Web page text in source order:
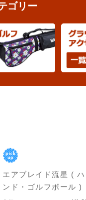
ゴリー
エアブレイド流星 (
ンド・ゴルフボール )